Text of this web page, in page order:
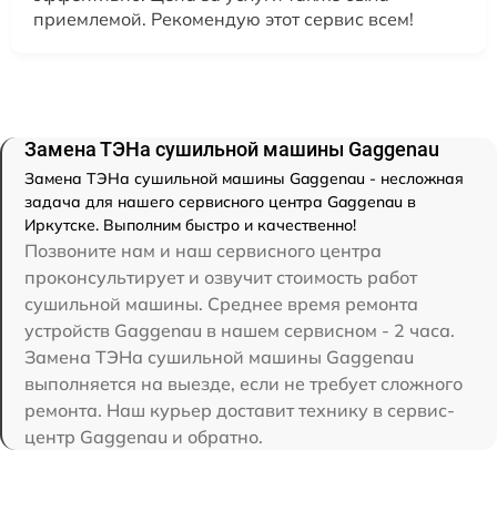
приемлемой. Рекомендую этот сервис всем!
Замена ТЭНа сушильной машины Gaggenau
Замена ТЭНа сушильной машины Gaggenau - несложная
задача для нашего сервисного центра Gaggenau в
Иркутске. Выполним быстро и качественно!
Позвоните нам и наш сервисного центра
проконсультирует и озвучит стоимость работ
сушильной машины. Среднее время ремонта
устройств Gaggenau в нашем сервисном - 2 часа.
Замена ТЭНа сушильной машины Gaggenau
выполняется на выезде, если не требует сложного
ремонта. Наш курьер доставит технику в сервис-
центр Gaggenau и обратно.